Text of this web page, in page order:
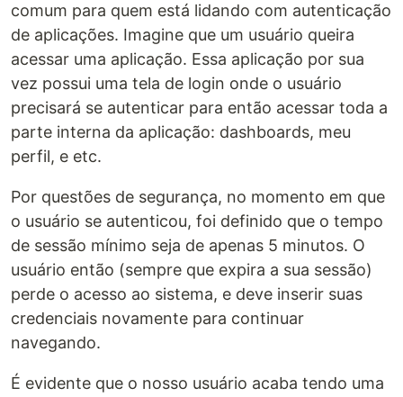
comum para quem está lidando com autenticação
de aplicações. Imagine que um usuário queira
acessar uma aplicação. Essa aplicação por sua
vez possui uma tela de login onde o usuário
precisará se autenticar para então acessar toda a
parte interna da aplicação: dashboards, meu
perfil, e etc.
Por questões de segurança, no momento em que
o usuário se autenticou, foi definido que o tempo
de sessão mínimo seja de apenas 5 minutos. O
usuário então (sempre que expira a sua sessão)
perde o acesso ao sistema, e deve inserir suas
credenciais novamente para continuar
navegando.
É evidente que o nosso usuário acaba tendo uma